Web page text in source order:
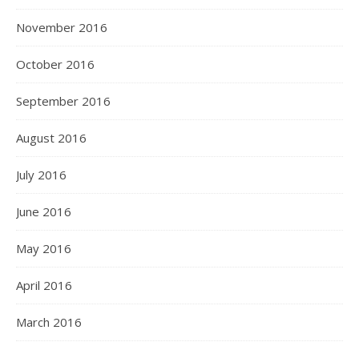
November 2016
October 2016
September 2016
August 2016
July 2016
June 2016
May 2016
April 2016
March 2016